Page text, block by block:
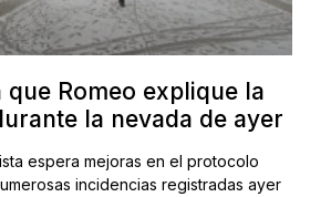
que Romeo explique la
la nevada de ayer
espera mejoras en el protocolo
incidencias registradas ayer